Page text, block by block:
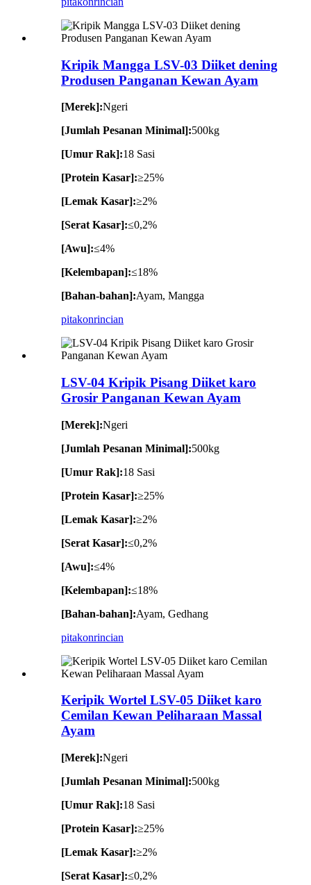
Kripik Mangga LSV-03 Diiket dening
Produsen Panganan Kewan Ayam
[Merek]:Ngeri
[Jumlah Pesanan Minimal]:500kg
[Umur Rak]:18 Sasi
[Protein Kasar]:≥25%
[Lemak Kasar]:≥2%
[Serat Kasar]:≤0,2%
[Awu]:≤4%
[Kelembapan]:≤18%
[Bahan-bahan]:Ayam, Mangga
pitakonrincian
LSV-04 Kripik Pisang Diiket karo
Grosir Panganan Kewan Ayam
[Merek]:Ngeri
[Jumlah Pesanan Minimal]:500kg
[Umur Rak]:18 Sasi
[Protein Kasar]:≥25%
[Lemak Kasar]:≥2%
[Serat Kasar]:≤0,2%
[Awu]:≤4%
[Kelembapan]:≤18%
[Bahan-bahan]:Ayam, Gedhang
pitakonrincian
Keripik Wortel LSV-05 Diiket karo
Cemilan Kewan Peliharaan Massal
Ayam
[Merek]:Ngeri
[Jumlah Pesanan Minimal]:500kg
[Umur Rak]:18 Sasi
[Protein Kasar]:≥25%
[Lemak Kasar]:≥2%
[Serat Kasar]:≤0,2%